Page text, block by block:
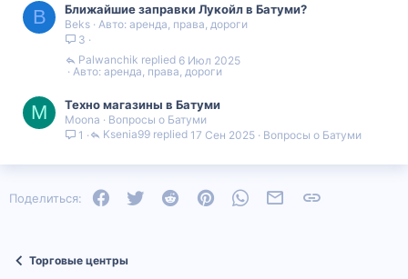
B Ближайшие заправки Лукойл в Батуми?
Beks
Авто: аренда, права, дороги
3
Авто: аренда, права, дороги
6 Июл 2025
Palwanchik
M Техно магазины в Батуми
Moona
Вопросы о Батуми
1
Вопросы о Батуми
17 Сен 2025
Ksenia99
Поделиться: FacebookTwitter Reddit PinterestWhatsAppЭлектронная почта
Торговые центры